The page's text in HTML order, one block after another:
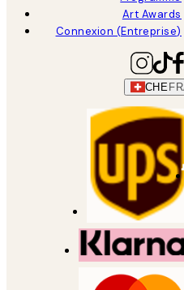
Art Awards
Connexion (Entreprise)
CHE